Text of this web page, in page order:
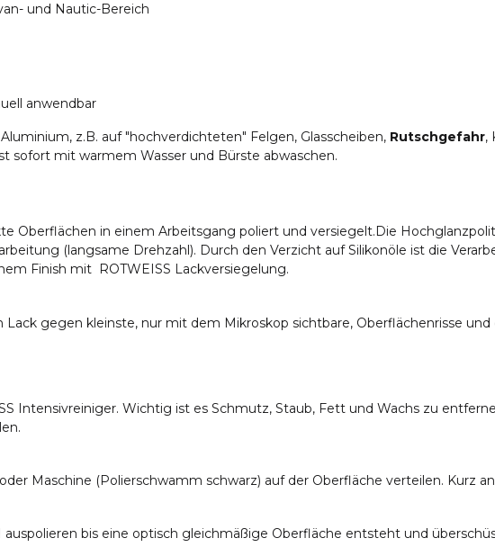
und Nautic-Bereich
anwendbar
z.B. auf "hochverdichteten" Felgen, Glasscheiben, Rutschgefahr,
sofort mit warmem Wasser und Bürste abwaschen.
Oberflächen in einem Arbeitsgang poliert und versiegelt.Die
(langsame Drehzahl). Durch den Verzicht auf Silikonöle ist die
Finish mit ROTWEISS Lackversiegelung.
Lack gegen kleinste, nur mit dem Mikroskop sichtbare, Oberflächenrisse
Intensivreiniger. Wichtig ist es Schmutz, Staub, Fett und Wachs zu
Maschine (Polierschwamm schwarz) auf der Oberfläche verteilen. Kurz
bis eine optisch gleichmäßige Oberfläche entsteht und